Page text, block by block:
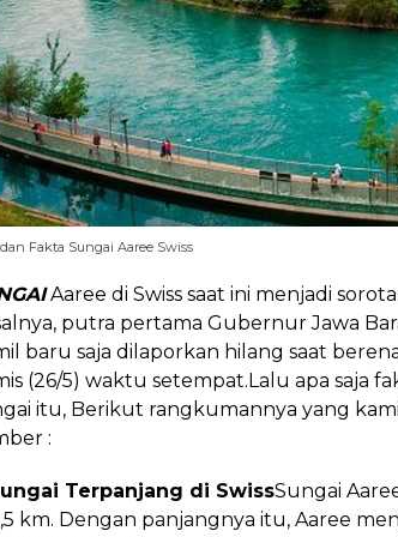
Fakta Sungai Aaree Swiss
Aaree di Swiss saat ini menjadi
putra pertama Gubernur Jawa
baru saja dilaporkan hilang saat
(26/5) waktu setempat.Lalu apa saja
itu, Berikut rangkumannya yang
:
Terpanjang di SwissSungai
km. Dengan panjangnya itu, Aaree